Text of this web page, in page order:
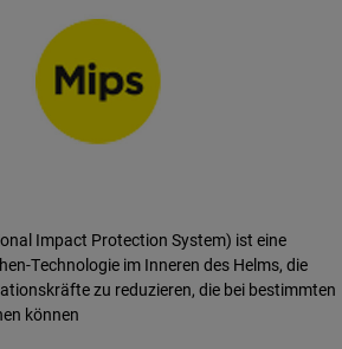
Impact Protection System) ist eine
Technologie im Inneren des Helms, die
zu reduzieren, die bei bestimmten
können